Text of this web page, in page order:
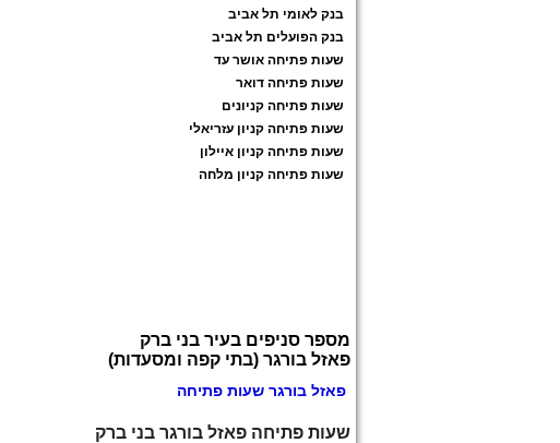
בנק לאומי תל אביב
בנק הפועלים תל אביב
שעות פתיחה אושר עד
שעות פתיחה דואר
שעות פתיחה קניונים
שעות פתיחה קניון עזריאלי
שעות פתיחה קניון איילון
שעות פתיחה קניון מלחה
מספר סניפים בעיר בני ברק
פאזל בורגר (בתי קפה ומסעדות)
פאזל בורגר שעות פתיחה
שעות פתיחה פאזל בורגר בני ברק